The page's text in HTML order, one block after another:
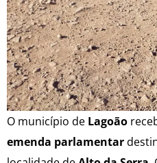
O município de Lagoão
emenda parlamentar